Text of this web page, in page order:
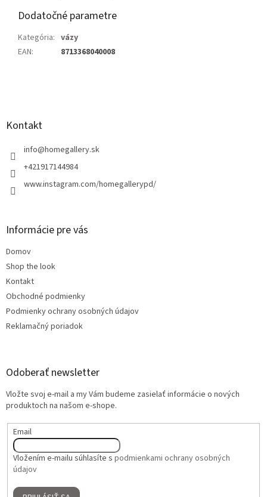
Dodatočné parametre
Kategória: vázy
EAN: 8713368040008
Kontakt
info@homegallery.sk
+421917144984
www.instagram.com/homegallerypd/
Informácie pre vás
Domov
Shop the look
Kontakt
Obchodné podmienky
Podmienky ochrany osobných údajov
Reklamačný poriadok
Odoberať newsletter
Vložte svoj e-mail a my Vám budeme zasielať informácie o nových
produktoch na našom e-shope.
Email
Vložením e-mailu súhlasíte s podmienkami ochrany osobných
údajov